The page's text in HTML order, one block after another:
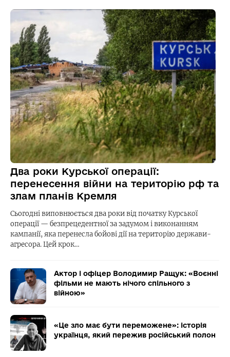
Два роки Курської операції:
перенесення війни на територію рф та
злам планів Кремля
Сьогодні виповнюється два роки від початку Курської
операції — безпрецедентної за задумом і виконанням
кампанії, яка перенесла бойові дії на територію держави-
агресора. Цей крок…
Актор і офіцер Володимир Ращук: «Воєнні
фільми не мають нічого спільного з
війною»
«Це зло має бути переможене»: історія
українця, який пережив російський полон